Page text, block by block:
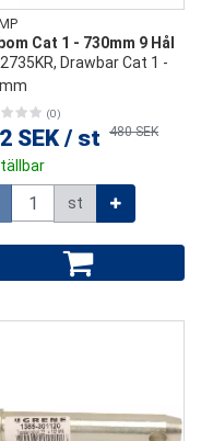
Cat 1 - 730mm 9 Hål
Drawbar Cat 1 -
(0)
SEK / st 480 SEK
st